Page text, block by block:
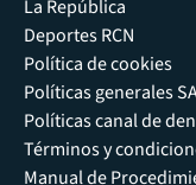
La República
Deportes RCN
Política de cookies
Políticas generales
Políticas canal de
Términos y
Manual de